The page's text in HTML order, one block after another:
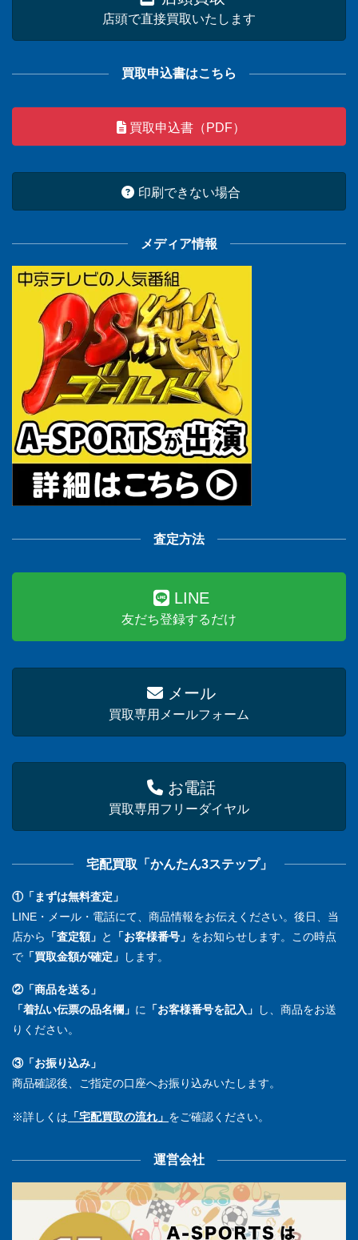
店頭で直接買取いたします
買取申込書はこちら
買取申込書（PDF）
印刷できない場合
メディア情報
査定方法
LINE
友だち登録するだけ
メール
買取専用メールフォーム
お電話
買取専用フリーダイヤル
宅配買取「かんたん3ステップ」
①「まずは無料査定」
LINE・メール・電話にて、商品情報をお伝えください。後日、当
店から
「査定額」 と 「お客様番号」 をお知らせします。この時点
で 「買取金額が確定」 します。
②「商品を送る」
「着払い伝票の品名欄」 に 「お客様番号を記入」
し、商品をお送
りください。
③「お振り込み」
商品確認後、ご指定の口座へお振り込みいたします。
※詳しくは 「宅配買取の流れ」 をご確認ください。
運営会社